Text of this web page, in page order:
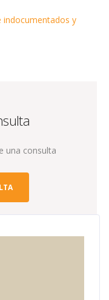
indocumentados y
una consulta